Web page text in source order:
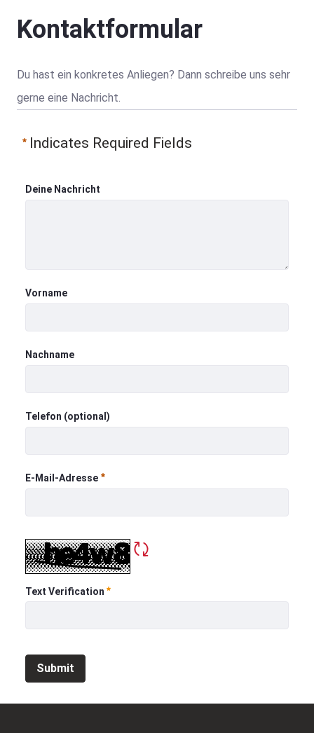
Kontaktformular
Du hast ein konkretes Anliegen? Dann schreibe uns sehr
gerne eine Nachricht.
Indicates Required Fields
Deine Nachricht
Vorname
Nachname
Telefon (optional)
E-Mail-Adresse
Required
Refresh CAPTCHA
Text Verification Required
Submit